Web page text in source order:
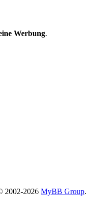
Werbung.
2002-2026 MyBB Group.